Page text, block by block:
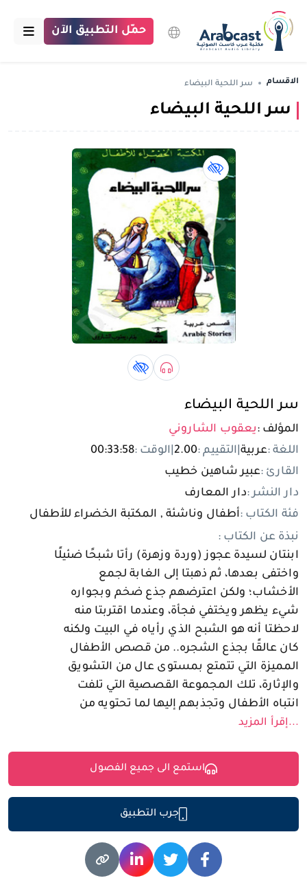
الرئيسية
مكتبة عرب كاست
تبرع للمكتبة
تسجيل الدخول
مستخدم جديد
حمّل التطبيق الآن
الاقسام سر اللحية البيضاء
سر اللحية البيضاء
كتاب لذوي الهمم book
صوتي bookكتاب لذوي الهمم book
سر اللحية البيضاء
المؤلف :يعقوب الشاروني
اللغة :عربية التقييم :2.00 الوقت :00:33:58
القارئ :عبير شاهين خطيب
دار النشر :دار المعارف
فئة الكتاب :أطفال وناشئة , المكتبة الخضراء للأطفال
نبذة عن الكتاب :
ابنتان لسيدة عجوز (وردة وزهرة) رأتا شبحًا ضئيلًا
واختفى بعدها، ثم ذهبتا إلى الغابة لجمع
الأخشاب؛ ولكن اعترضهم جذع ضخم وبجواره
شيء يظهر ويختفي فجأة، وعندما اقتربتا منه
لاحظتا أنه هو الشبح الذي رأياه في البيت ولكنه
كان عالقًا بجذع الشجره.. من قصص الأطفال
المميزة التي تتمتع بمستوى عال من التشويق
والإثارة، تلك المجموعة القصصية التي تلفت
انتباه الأطفال وتجذبهم إليها لما تحتويه من
...إقرأ المزيد
استمع الى جميع الفصول
جرب التطبيق